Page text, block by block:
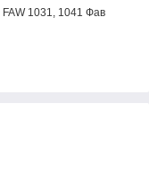
FAW 1031, 1041 Фав